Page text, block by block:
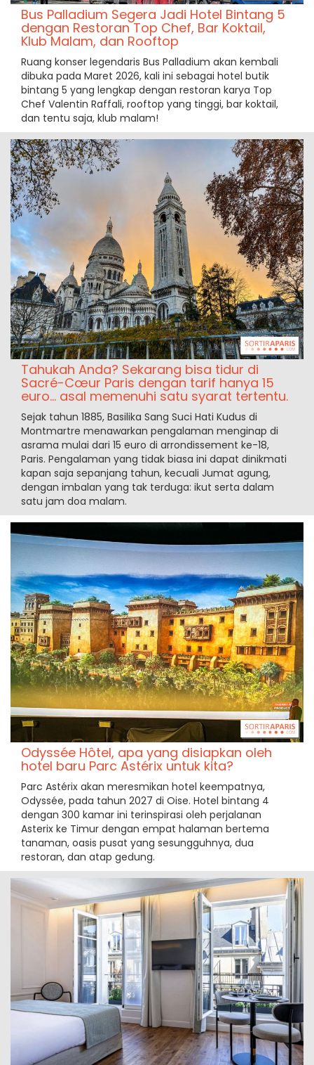
Bus Palladium Segera Jadi Hotel Bintang 5
dengan Restoran Top Chef, Bar Koktail,
Klub Malam, dan Rooftop
Ruang konser legendaris Bus Palladium akan kembali
dibuka pada Maret 2026, kali ini sebagai hotel butik
bintang 5 yang lengkap dengan restoran karya Top
Chef Valentin Raffali, rooftop yang tinggi, bar koktail,
dan tentu saja, klub malam!
Tahukah Anda? Sekarang bisa tidur di
Sacré-Cœur Paris dengan tarif hanya 15
euro… asal memenuhi satu syarat tertentu.
Sejak tahun 1885, Basilika Sang Suci Hati Kudus di
Montmartre menawarkan pengalaman menginap di
asrama mulai dari 15 euro di arrondissement ke-18,
Paris. Pengalaman yang tidak biasa ini dapat dinikmati
kapan saja sepanjang tahun, kecuali Jumat agung,
dengan imbalan yang tak terduga: ikut serta dalam
satu jam doa malam.
Odyssée Hôtel, apa yang disiapkan oleh
hotel baru Parc Astérix untuk kita?
Parc Astérix akan meresmikan hotel keempatnya,
Odyssée, pada tahun 2027 di Oise. Hotel bintang 4
dengan 300 kamar ini terinspirasi oleh perjalanan
Asterix ke Timur dengan empat halaman bertema
tanaman, oasis pusat yang sesungguhnya, dua
restoran, dan atap gedung.